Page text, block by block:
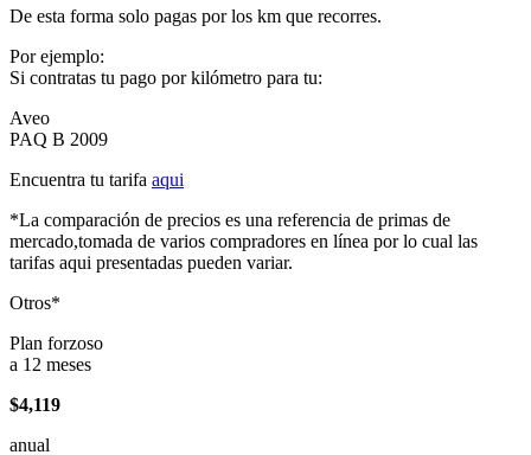
De esta forma solo pagas por los km que recorres.
Por ejemplo:
Si contratas tu pago por kilómetro para tu:
Aveo
PAQ B 2009
Encuentra tu tarifa aqui
*La comparación de precios es una referencia de primas de
mercado,tomada de varios compradores en línea por lo cual las
tarifas aqui presentadas pueden variar.
Otros*
Plan forzoso
a 12 meses
$4,119
anual